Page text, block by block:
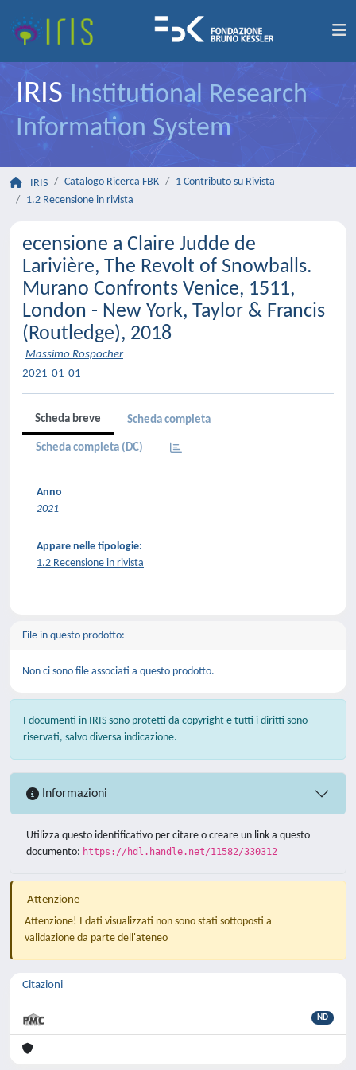
IRIS Institutional Research
Information System
IRIS Catalogo Ricerca FBK
1 Contributo su Rivista
1.2 Recensione in rivista
ecensione a Claire Judde de
Larivière, The Revolt of Snowballs.
Murano Confronts Venice, 1511,
London - New York, Taylor & Francis
(Routledge), 2018
Massimo Rospocher
2021-01-01
Scheda breve Scheda completa
Scheda completa (DC)
Anno
2021
Appare nelle tipologie:
1.2 Recensione in rivista
File in questo prodotto:
Non ci sono file associati a questo prodotto.
I documenti in IRIS sono protetti da copyright e tutti i diritti sono
riservati, salvo diversa indicazione.
Informazioni
Utilizza questo identificativo per citare o creare un link a questo
documento: https://hdl.handle.net/11582/330312
Attenzione
Attenzione! I dati visualizzati non sono stati sottoposti a
validazione da parte dell'ateneo
Citazioni
ND